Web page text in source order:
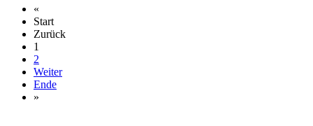
«
Start
Zurück
1
2
Weiter
Ende
»